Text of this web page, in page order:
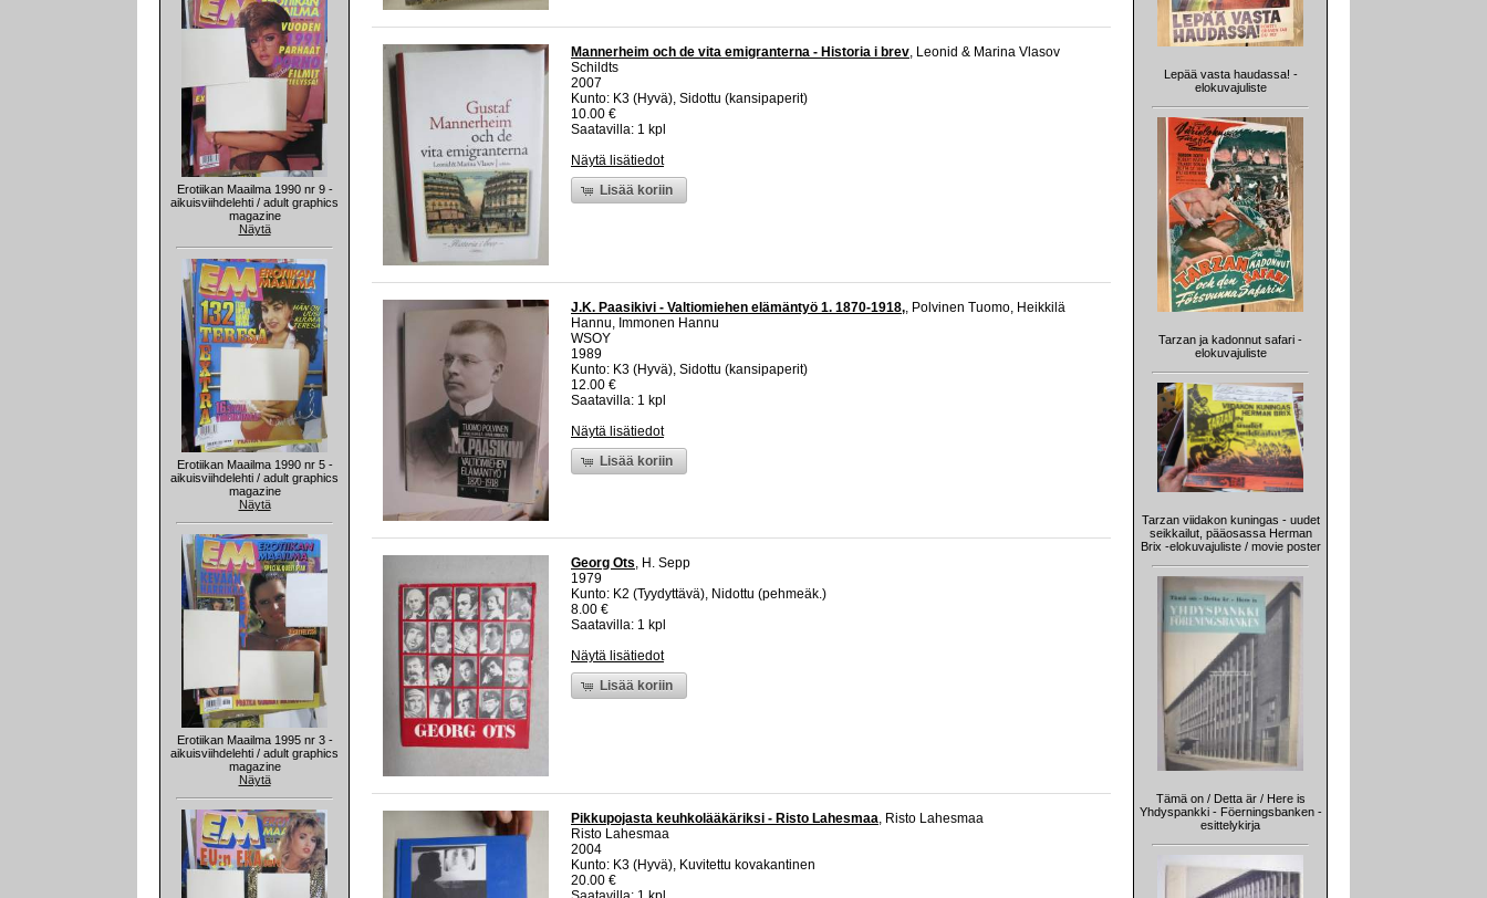
Erotiikan Maailma 1990 nr 9 -
aikuisviihdelehti / adult graphics
magazine
Näytä
Erotiikan Maailma 1990 nr 5 -
aikuisviihdelehti / adult graphics
magazine
Näytä
Erotiikan Maailma 1995 nr 3 -
aikuisviihdelehti / adult graphics
magazine
Näytä
Mannerheim och de vita emigranterna - Historia i brev, Leonid & Marina Vlasov
Schildts
2007
Kunto: K3 (Hyvä), Sidottu (kansipaperit)
10.00 €
Saatavilla: 1 kpl
Näytä lisätiedot
Lisää koriin
J.K. Paasikivi - Valtiomiehen elämäntyö 1. 1870-1918,, Polvinen Tuomo, Heikkilä
Hannu, Immonen Hannu
WSOY
1989
Kunto: K3 (Hyvä), Sidottu (kansipaperit)
12.00 €
Saatavilla: 1 kpl
Näytä lisätiedot
Lisää koriin
Georg Ots, H. Sepp
1979
Kunto: K2 (Tyydyttävä), Nidottu (pehmeäk.)
8.00 €
Saatavilla: 1 kpl
Näytä lisätiedot
Lisää koriin
Pikkupojasta keuhkolääkäriksi - Risto Lahesmaa, Risto Lahesmaa
Risto Lahesmaa
2004
Kunto: K3 (Hyvä), Kuvitettu kovakantinen
20.00 €
Lepää vasta haudassa! -
elokuvajuliste
Tarzan ja kadonnut safari -
elokuvajuliste
Tarzan viidakon kuningas - uudet
seikkailut, pääosassa Herman
Brix -elokuvajuliste / movie poster
Tämä on / Detta är / Here is
Yhdyspankki - Föerningsbanken -
esittelykirja